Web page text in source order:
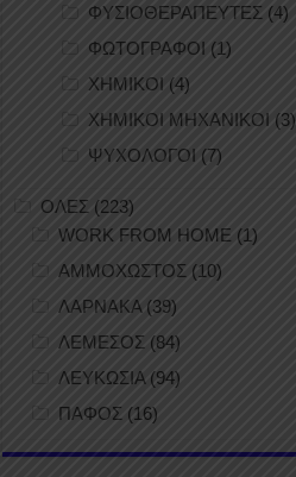
ΦΥΣΙΟΘΕΡΑΠΕΥΤΕΣ (4)
ΦΩΤΟΓΡΑΦΟΙ (1)
ΧΗΜΙΚΟΙ (4)
ΧΗΜΙΚΟΙ ΜΗΧΑΝΙΚΟΙ (3)
ΨΥΧΟΛΟΓΟΙ (7)
ΟΛΕΣ (223)
WORK FROM HOME (1)
ΑΜΜΟΧΩΣΤΟΣ (10)
ΛΑΡΝΑΚΑ (39)
ΛΕΜΕΣΟΣ (84)
ΛΕΥΚΩΣΙΑ(94)
ΠΑΦΟΣ (16)